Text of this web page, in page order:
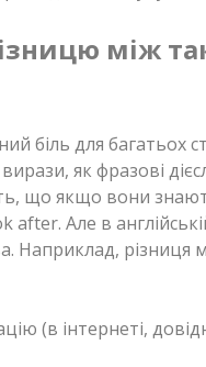
між
біль для багатьох
як фразові
що якщо вони
Але в
Наприклад, різниця
(в інтернеті,